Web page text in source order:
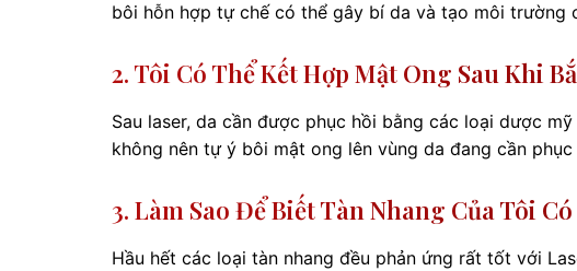
bôi hỗn hợp tự chế có thể gây bí da và tạo môi trường
2. Tôi Có Thể Kết Hợp Mật Ong Sau Khi
Sau laser, da cần được phục hồi bằng các loại dược
không nên tự ý bôi mật ong lên vùng da đang cần
3. Làm Sao Để Biết Tàn Nhang Của Tôi
Hầu hết các loại tàn nhang đều phản ứng rất tốt với